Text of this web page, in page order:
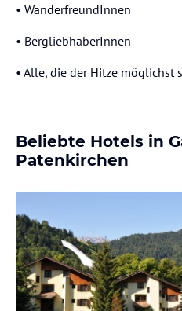
• WanderfreundInnen
• BergliebhaberInnen
• Alle, die der Hitze
Beliebte Hotels in
Patenkirchen